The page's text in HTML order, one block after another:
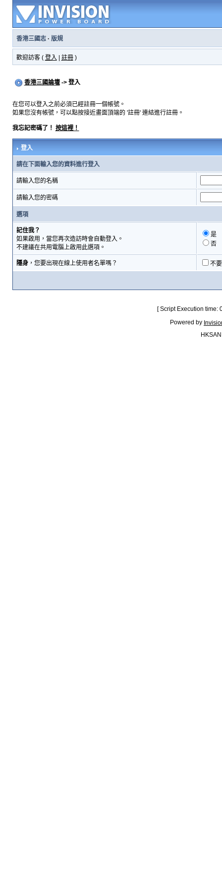
香港三國志· 版規
歡迎訪客 ( 登入 註冊)
香港三國論壇-> 登入
在您可以登入之前必須已經註冊一個帳號。
如果您沒有帳號，可以點按接近畫面頂端的 '註冊' 連結進行註冊。
我忘記密碼了！ 按這裡！
登入
請在下面輸入您的資料進行登入
請輸入您的名稱
請輸入您的密碼
選項
記住我？
如果啟用，當您再次造訪時會自動登入。
不建議在共用電腦上啟用此選項。
是
否
隱身，您要出現在線上使用者名單嗎？ 不
[ Script Execution
Powered by